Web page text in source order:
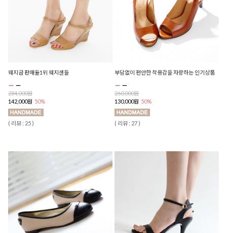
웨지굽 판매율1위 웨지샌들
284,000원
142,000원 50%
( 리뷰 : 25 )
부담없이 편안한 착용감을 자랑하는 인기상품
260,000원
130,000원 50%
( 리뷰 : 27 )